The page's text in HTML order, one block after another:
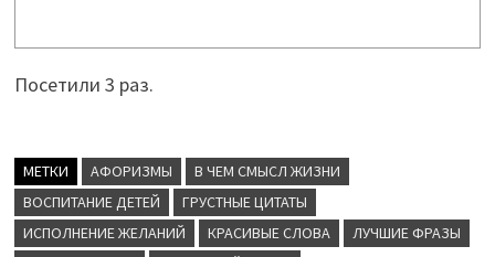
Посетили 3 раз.
МЕТКИ АФОРИЗМЫ
В ЧЕМ СМЫСЛ ЖИЗНИ
ВОСПИТАНИЕ ДЕТЕЙ
ГРУСТНЫЕ ЦИТАТЫ
ИСПОЛНЕНИЕ ЖЕЛАНИЙ
КРАСИВЫЕ СЛОВА
ЛУЧШИЕ ФРАЗЫ